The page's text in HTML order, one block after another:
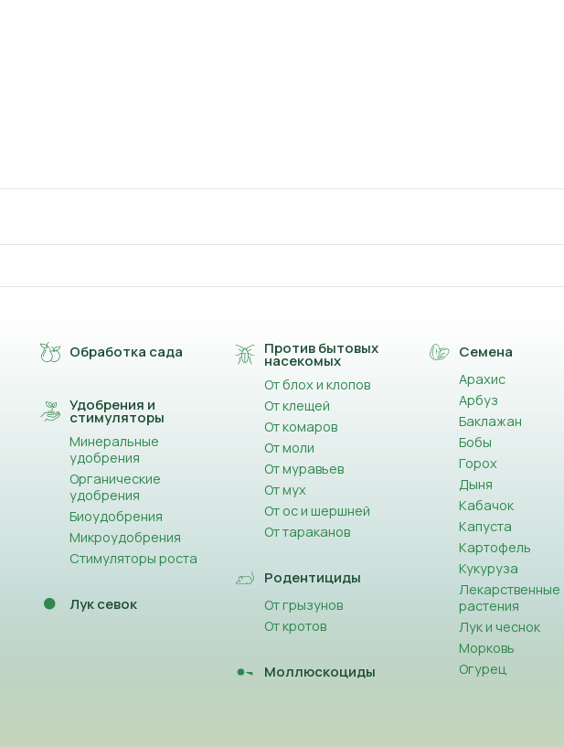
Обработка сада
Удобрения и
стимуляторы
Минеральные
удобрения
Органические
удобрения
Биоудобрения
Микроудобрения
Стимуляторы роста
Лук севок
Против бытовых
насекомых
От блох и клопов
От клещей
От комаров
От моли
От муравьев
От мух
От ос и шершней
От тараканов
Родентициды
От грызунов
От кротов
Моллюскоциды
Семена
Арахис
Арбуз
Баклажан
Бобы
Горох
Дыня
Кабачок
Капуста
Картофель
Кукуруза
Лекарственные
растения
Лук и чеснок
Морковь
Огурец